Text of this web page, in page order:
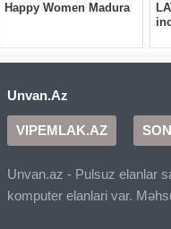
Unvan.Az
VIPEMLAK.AZ
Unvan.az - Pulsuz elanlar
komputer elanlari var.